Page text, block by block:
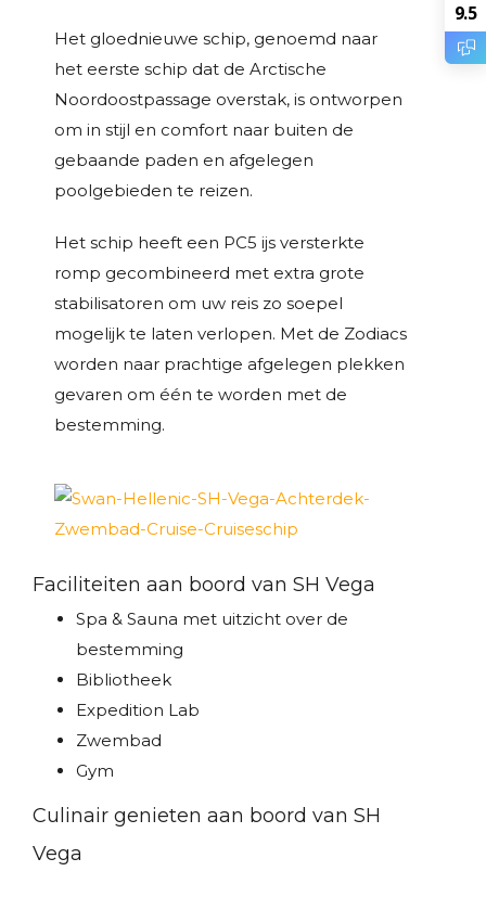
Het gloednieuwe schip, genoemd naar
het eerste schip dat de Arctische
Noordoostpassage overstak, is ontworpen
om in stijl en comfort naar buiten de
gebaande paden en afgelegen
poolgebieden te reizen.
Het schip heeft een PC5 ijs versterkte
romp gecombineerd met extra grote
stabilisatoren om uw reis zo soepel
mogelijk te laten verlopen. Met de Zodiacs
worden naar prachtige afgelegen plekken
gevaren om één te worden met de
bestemming.
Faciliteiten aan boord van SH Vega
Spa & Sauna met uitzicht over de
bestemming
Bibliotheek
Expedition Lab
Zwembad
Gym
Culinair genieten aan boord van SH
Vega
9.5